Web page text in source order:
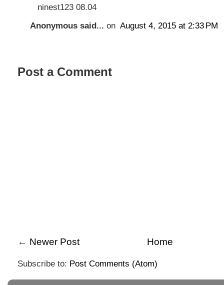
ninest123 08.04
Anonymous said... on August 4, 2015 at 2:33 PM
Post a Comment
← Newer Post Home
Subscribe to: Post Comments (Atom)